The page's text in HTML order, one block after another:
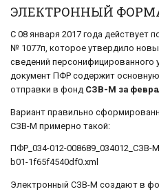
ЭЛЕКТРОННЫЙ
С 08 января 2017 года действует
№ 1077п, которое утвердило
сведений
документ ПФР содержит
отправки в фонд СЗВ-М за
Вариант правильно
СЗВ-М примерно такой:
ПФР_034-012-008689_034012_СЗВ-
b01-1f65f4540df0.xml
Электронный СЗВ-М создают в